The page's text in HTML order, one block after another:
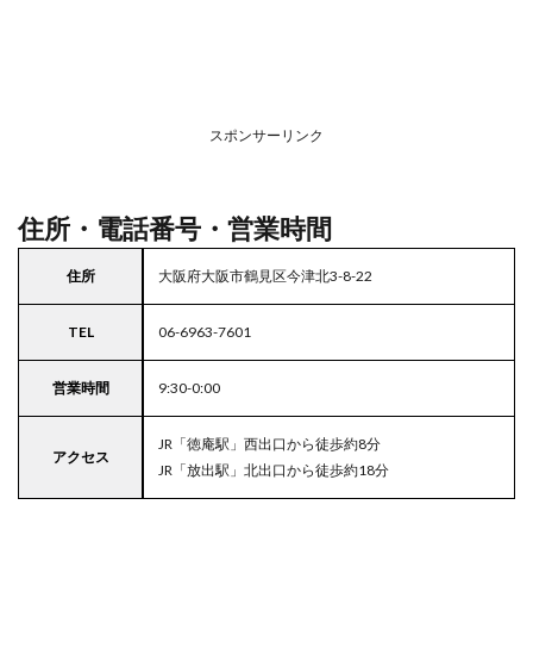
イフ
スポンサーリンク
住所・電話番号・営業時間
住所 大阪府大阪市鶴見区今津北3-8-22
TEL 06-6963-7601
営業時間 9:30-0:00
アクセス
JR「徳庵駅」西出口から徒歩約8分
JR「放出駅」北出口から徒歩約18分